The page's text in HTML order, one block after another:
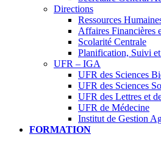
Directions
Ressources
Affaires Financières
Scolarité Centrale
Planification, Suivi
UFR – IGA
UFR des Sciences
UFR des Sciences
UFR des Lettres et
UFR de Médecine
Institut de Gestion
FORMATION